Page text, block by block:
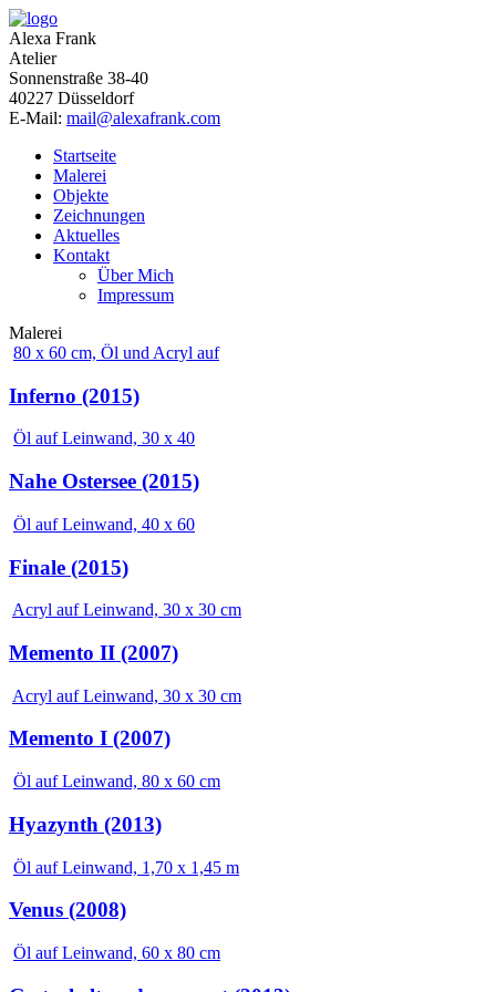
Alexa Frank
Atelier
Sonnenstraße 38-40
40227 Düsseldorf
E-Mail: mail@alexafrank.com
Startseite
Malerei
Objekte
Zeichnungen
Aktuelles
Kontakt
Über Mich
Impressum
Malerei
80 x 60 cm, Öl und Acryl auf
Inferno (2015)
Öl auf Leinwand, 30 x 40
Nahe Ostersee (2015)
Öl auf Leinwand, 40 x 60
Finale (2015)
Acryl auf Leinwand, 30 x 30 cm
Memento II (2007)
Acryl auf Leinwand, 30 x 30 cm
Memento I (2007)
Öl auf Leinwand, 80 x 60 cm
Hyazynth (2013)
Öl auf Leinwand, 1,70 x 1,45 m
Venus (2008)
Öl auf Leinwand, 60 x 80 cm